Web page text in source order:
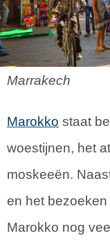
Marrakech
Marokko staat
woestijnen, het
moskeeën.
en het
Marokko nog